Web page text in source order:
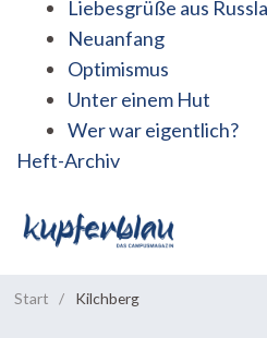
Liebesgrüße aus
Neuanfang
Optimismus
Unter einem Hut
Wer war eigentlich?
Heft-Archiv
Start / Kilchberg